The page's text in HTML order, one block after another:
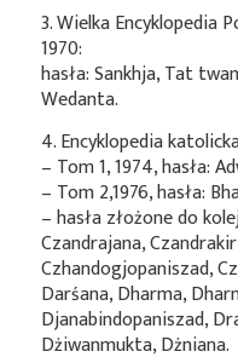
3. Wielka Encyklopedia
1970:
hasła: Sankhja, Tat
Wedanta.
4. Encyklopedia
– Tom 1, 1974, hasła:
– Tom 2,1976, hasła:
– hasła złożone do
Czandrajana,
Czhandogjopaniszad,
Darśana, Dharma,
Djanabindopaniszad,
Dżiwanmukta, Dżniana.